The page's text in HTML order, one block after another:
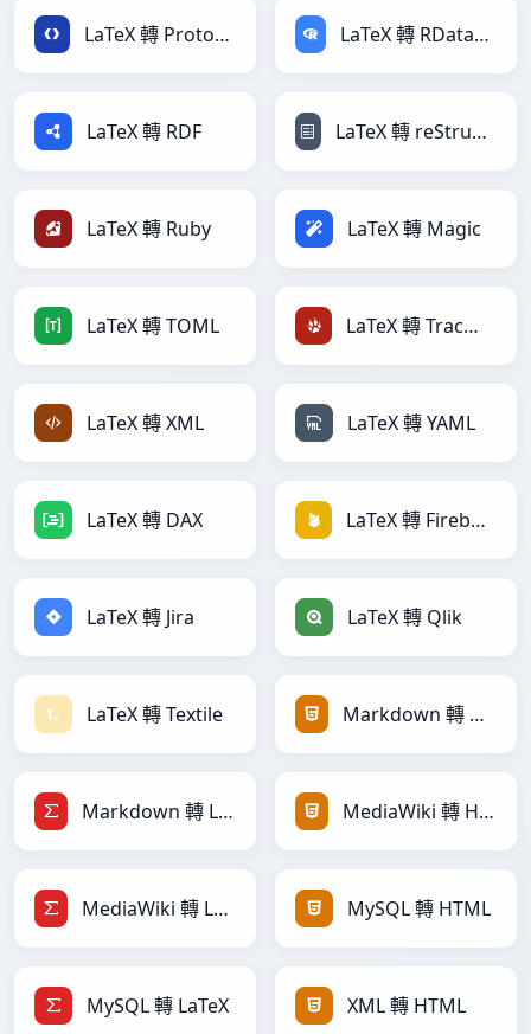
LaTeX 轉 Protobuf LaTeX 轉 RDataFrame
LaTeX 轉 RDF LaTeX 轉 reStructuredText
LaTeX 轉 Ruby LaTeX 轉 Magic
LaTeX 轉 TOML LaTeX 轉 TracWiki
LaTeX 轉 XML LaTeX 轉 YAML
LaTeX 轉 DAX LaTeX 轉 Firebase
LaTeX 轉 Jira LaTeX 轉 Qlik
LaTeX 轉 Textile Markdown 轉 HTML
Markdown 轉 LaTeX MediaWiki 轉 HTML
MediaWiki 轉 LaTeX MySQL 轉 HTML
MySQL 轉 LaTeX XML 轉 HTML